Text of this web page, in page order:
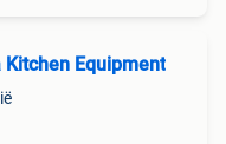
Kitchen Equipment